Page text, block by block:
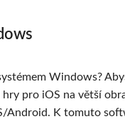
Windows?
hry pro iOS na větší
Android. K tomuto